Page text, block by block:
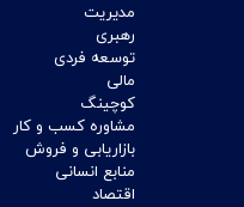
مدیریت
رهبری
توسعه فردی
مالی
کوچینگ
مشاوره کسب و کار
بازاریابی و فروش
منابع انسانی
اقتصاد